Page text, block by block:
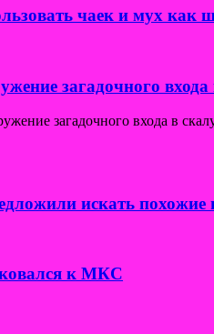
чаек и мух как
загадочного
загадочного входа в
искать
к МКС